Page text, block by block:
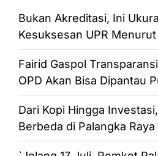
Bukan Akreditasi, Ini
Kesuksesan UPR
Fairid Gaspol
OPD Akan Bisa Dipantau
Dari Kopi Hingga
Berbeda di Palangka Raya